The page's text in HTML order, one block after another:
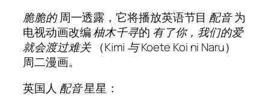
脆脆的周一透露，它将播放英语节目 配音为
电视动画改编柚木千寻的 有了你，我们的爱
就会渡过难关（Kimi 与 Koete Koi ni Naru）
周二漫画。
英国人 配音星星：